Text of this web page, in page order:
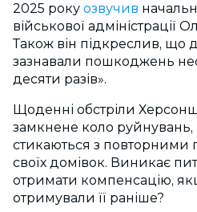
2025 року озвучив
військової адміністрації
Також він підкреслив, що
зазнавали пошкоджень
десяти разів».
Щоденні обстріли
замкнене коло руйнувань,
стикаються з
своїх домівок. Виникає
отримати компенсацію,
отримували її раніше?